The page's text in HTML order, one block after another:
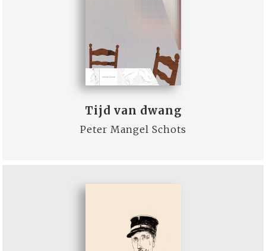
Tijd van dwang
Peter Mangel Schots